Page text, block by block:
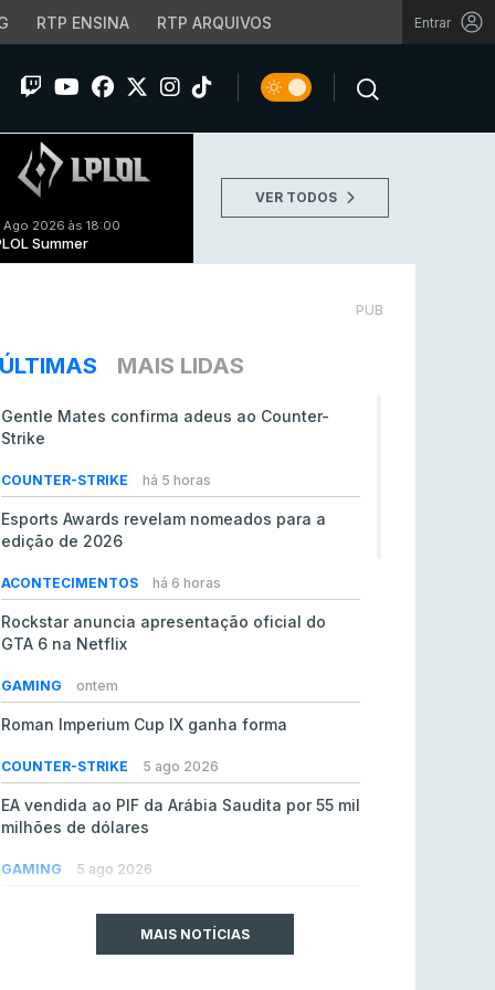
RTP ENSINA RTP ARQUIVOS Entrar
Ago 2026 às 18:00
Summer
VER TODOS
PUB
ÚLTIMAS MAIS LIDAS
Gentle Mates confirma adeus ao Counter-
Strike
COUNTER-STRIKE há 5 horas
Esports Awards revelam nomeados para a
edição de 2026
ACONTECIMENTOS há 6 horas
Rockstar anuncia apresentação oficial do
GTA 6 na Netflix
GAMING ontem
Roman Imperium Cup IX ganha forma
COUNTER-STRIKE 5 ago 2026
EA vendida ao PIF da Arábia Saudita por 55 mil
milhões de dólares
GAMING 5 ago 2026
MAIS NOTÍCIAS